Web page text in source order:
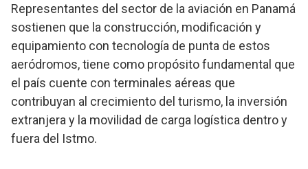
Representantes del sector de la aviación en Panamá
sostienen que la construcción, modificación y
equipamiento con tecnología de punta de estos
aeródromos, tiene como propósito fundamental que
el país cuente con terminales aéreas que
contribuyan al crecimiento del turismo, la inversión
extranjera y la movilidad de carga logística dentro y
fuera del Istmo.